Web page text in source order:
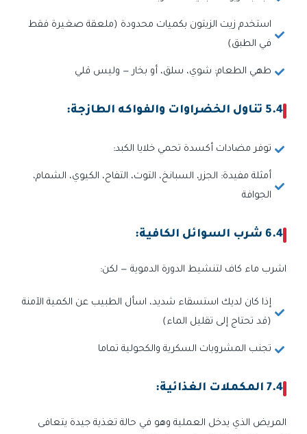
استخدم زيت الزيتون بكميات محدودة (ملعقة صغيرة فقط
في الطبق)
طهي الطعام: شوي، سلق، أو بخار — وليس قلي
5.4 تناول الخضراوات والفواكه الطازجة:
توفر مضادات أكسدة تحمي خلايا الكبد:
أمثلة مفيدة: الجزر، السبانخ، التوت، التفاح، الكيوي، الشمام،
الجوافة
6.4 شرب السوائل الكافية:
اشرب ماء كاف لتنشيط الدورة الدموية — لكن:
إذا كان لديك استسقاء شديد، اسأل الطبيب عن الكمية الآمنة
(قد تحتاج إلى تقليل الماء)
تجنب المشروبات السكرية والكحولية تماما
7.4 المكملات الغذائية:
المريض الذي يدخل العملية وهو في حالة تغذية جيدة يتعافى